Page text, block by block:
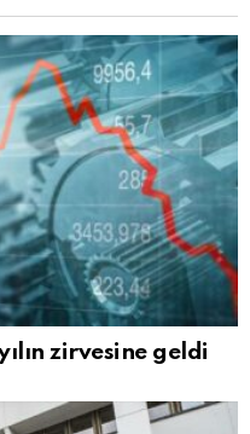
zirvesine geldi